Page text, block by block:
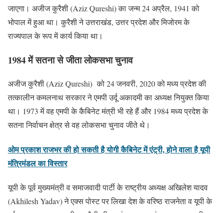
जाएगा। अजीज कुरैशी (Aziz Qureshi) का जन्म 24 अप्रैल, 1941 को
भोपाल में हुआ था। कुरैशी ने उत्तराखंड, उत्तर प्रदेश और मिजोरम के
राज्यपाल के रूप में कार्य किया था।
1984 में सतना से जीता लोकसभा चुनाव
अजीज कुरैशी (Aziz Qureshi) को 24 जनवरी, 2020 को मध्य प्रदेश की
तत्कालीन कमलनाथ सरकार ने एमपी उर्दू अकादमी का अध्यक्ष नियुक्त किया
था। 1973 में वह एमपी के कैबिनेट मंत्री भी रहे हैं और 1984 मध्य प्रदेश के
सतना निर्वाचन क्षेत्र से वह लोकसभा चुनाव जीते थे।
ओम प्रकाश राजभर की हो सकती है योगी कैबिनेट में एंट्री, होने वाला है यूपी
मंत्रिमंडल का विस्तार
यूपी के पूर्व मुख्यमंत्री व समाजवादी पार्टी के राष्ट्रीय अध्यक्ष अखिलेश यादव
(Akhilesh Yadav) ने एक्स पोस्ट पर लिखा देश के वरिष्ठ राजनेता व यूपी के